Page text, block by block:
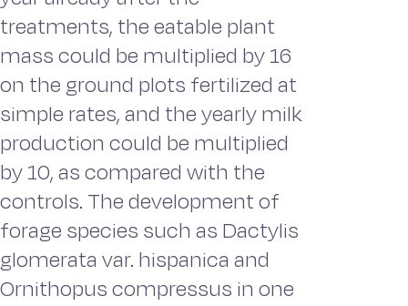
treatments, the eatable plant
mass could be multiplied by 16
on the ground plots fertilized at
simple rates, and the yearly milk
production could be multiplied
by 10, as compared with the
controls. The development of
forage species such as Dactylis
glomerata var. hispanica and
Ornithopus compressus in one